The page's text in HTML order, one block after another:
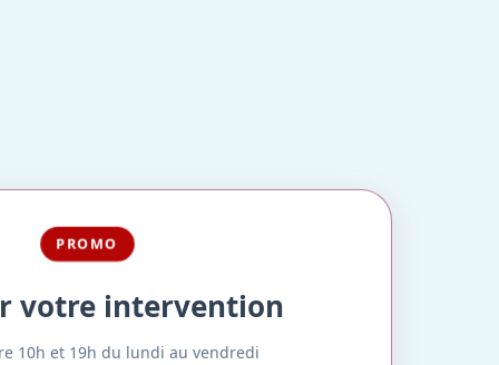
PROMO
votre intervention
10h et 19h du lundi au vendredi